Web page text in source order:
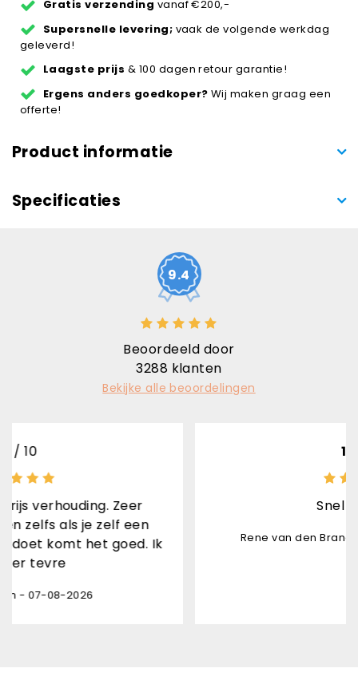
Gratis verzending vanaf €200,-
Supersnelle levering; vaak de volgende werkdag
geleverd!
Laagste prijs & 100 dagen retour garantie!
Ergens anders goedkoper? Wij maken graag een
offerte!
Product informatie
Specificaties
9.4
Beoordeeld door
3288 klanten
Bekijke alle beoordelingen
Zeer
zelf een
goed. Ik
Snel geleverd
Rene van den Brand Horninge - 07-